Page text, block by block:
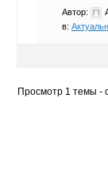
Автор:
в:
Просмотр 1 темы -